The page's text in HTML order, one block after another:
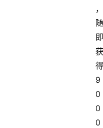
，
随
即
获
得
9
0
0
0